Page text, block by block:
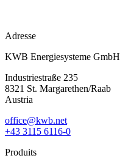
Adresse
KWB Energiesysteme GmbH
Industriestraße 235
8321 St. Margarethen/Raab
Austria
office@kwb.net
+43 3115 6116-0
Produits